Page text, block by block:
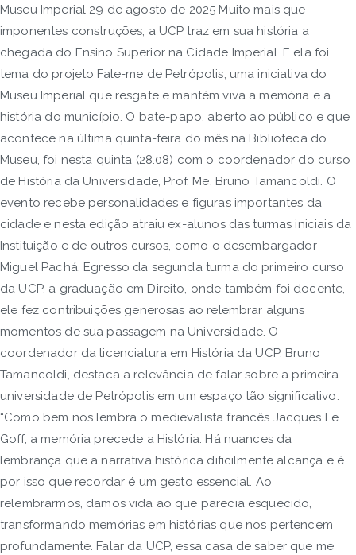
Museu Imperial 29 de agosto de 2025 Muito mais que
imponentes construções, a UCP traz em sua história a
chegada do Ensino Superior na Cidade Imperial. E ela foi
tema do projeto Fale-me de Petrópolis, uma iniciativa do
Museu Imperial que resgate e mantém viva a memória e a
história do município. O bate-papo, aberto ao público e que
acontece na última quinta-feira do mês na Biblioteca do
Museu, foi nesta quinta (28.08) com o coordenador do curso
de História da Universidade, Prof. Me. Bruno Tamancoldi. O
evento recebe personalidades e figuras importantes da
cidade e nesta edição atraiu ex-alunos das turmas iniciais da
Instituição e de outros cursos, como o desembargador
Miguel Pachá. Egresso da segunda turma do primeiro curso
da UCP, a graduação em Direito, onde também foi docente,
ele fez contribuições generosas ao relembrar alguns
momentos de sua passagem na Universidade. O
coordenador da licenciatura em História da UCP, Bruno
Tamancoldi, destaca a relevância de falar sobre a primeira
universidade de Petrópolis em um espaço tão significativo.
“Como bem nos lembra o medievalista francês Jacques Le
Goff, a memória precede a História. Há nuances da
lembrança que a narrativa histórica dificilmente alcança e é
por isso que recordar é um gesto essencial. Ao
relembrarmos, damos vida ao que parecia esquecido,
transformando memórias em histórias que nos pertencem
profundamente. Falar da UCP, essa casa de saber que me